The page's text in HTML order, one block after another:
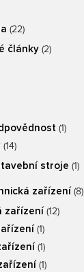
(22)
články (2)
(1)
(14)
stroje (1)
zařízení (8)
zařízení (12)
(1)
(1)
(1)